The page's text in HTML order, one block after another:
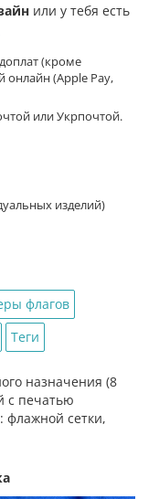
или у тебя есть
(кроме
онлайн (Apple Pay,
или Укрпочтой.
изделий)
флагов
Теги
назначения (8
с печатью
флажной сетки,